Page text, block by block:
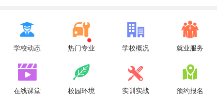

学校动态

热门专业

学校概况

就业服务

在线课堂

校园环境

实训实战

预约报名